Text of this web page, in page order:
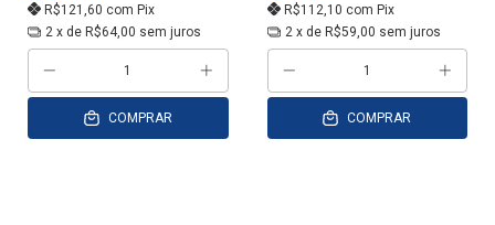
R$121,60 com Pix
2 x de R$64,00 sem juros
COMPRAR
R$112,10 com Pix
2 x de R$59,00 sem juros
COMPRAR